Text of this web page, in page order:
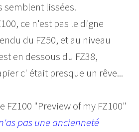
semblent lissées.
ce n'est pas le digne
du FZ50, et au niveau
en dessous du FZ38,
c' était presque un rêve...
FZ100 "Preview of my FZ100"
pas une ancienneté